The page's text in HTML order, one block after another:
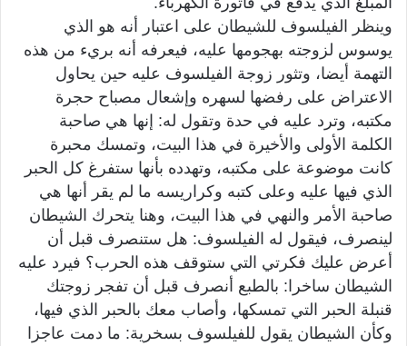
وينظر الفيلسوف للشيطان على اعتبار أنه هو الذي
يوسوس لزوجته بهجومها عليه، فيعرفه أنه بريء من هذه
التهمة أيضا، وتثور زوجة الفيلسوف عليه حين يحاول
الاعتراض على رفضها لسهره وإشعال مصباح حجرة
مكتبه، وترد عليه في حدة وتقول له: إنها هي صاحبة
الكلمة الأولى والأخيرة في هذا البيت، وتمسك محبرة
كانت موضوعة على مكتبه، وتهدده بأنها ستفرغ كل الحبر
الذي فيها عليه وعلى كتبه وكراريسه ما لم يقر أنها هي
صاحبة الأمر والنهي في هذا البيت، وهنا يتحرك الشيطان
لينصرف، فيقول له الفيلسوف: هل ستنصرف قبل أن
أعرض عليك فكرتي التي ستوقف هذه الحرب؟ فيرد عليه
الشيطان ساخرا: بالطبع أنصرف قبل أن تفجر زوجتك
قنبلة الحبر التي تمسكها، وأصاب معك بالحبر الذي فيها،
وكأن الشيطان يقول للفيلسوف بسخرية: ما دمت عاجزا